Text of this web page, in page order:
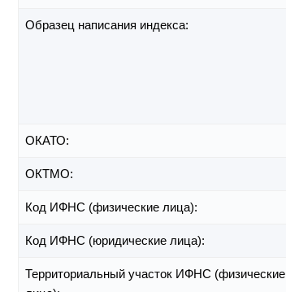
Образец написания индекса:
ОКАТО:
ОКТМО:
Код ИФНС (физические лица):
Код ИФНС (юридические лица):
Территориальный участок ИФНС (физические